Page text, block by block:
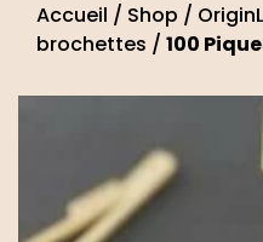
Accueil / Shop / OriginL
brochettes / 100